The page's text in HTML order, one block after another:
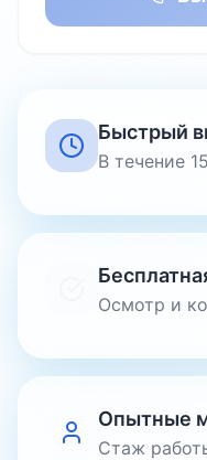
Быстрый
В течение
Осмотр и
Опытные
Стаж